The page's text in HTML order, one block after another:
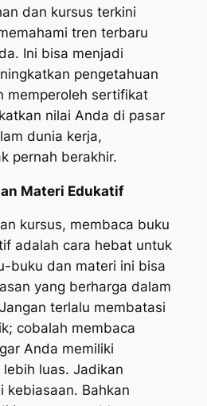
dan kursus terkini
tren terbaru
Ini bisa menjadi
pengetahuan
memperoleh sertifikat
nilai Anda di pasar
dunia kerja,
pernah berakhir.
Materi Edukatif
kursus, membaca buku
adalah cara hebat untuk
buku dan materi ini bisa
yang berharga dalam
terlalu membatasi
cobalah membaca
Anda memiliki
luas. Jadikan
kebiasaan. Bahkan